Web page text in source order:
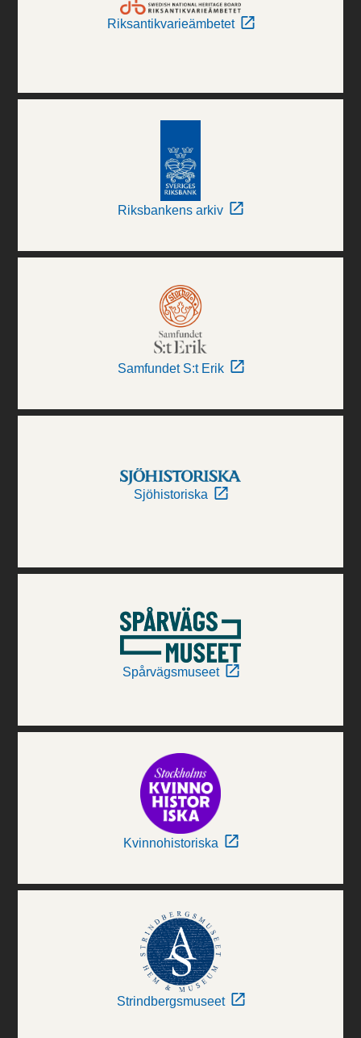
Riksantikvarieämbetet
Riksbankens arkiv
Samfundet S:t Erik
Sjöhistoriska
Spårvägsmuseet
Kvinnohistoriska
Strindbergsmuseet